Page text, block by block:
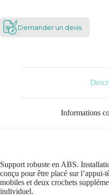
Demander un devis
Informations
Support robuste en ABS.
conçu pour être placé sur l’appui-
mobiles et deux crochets
individuel.